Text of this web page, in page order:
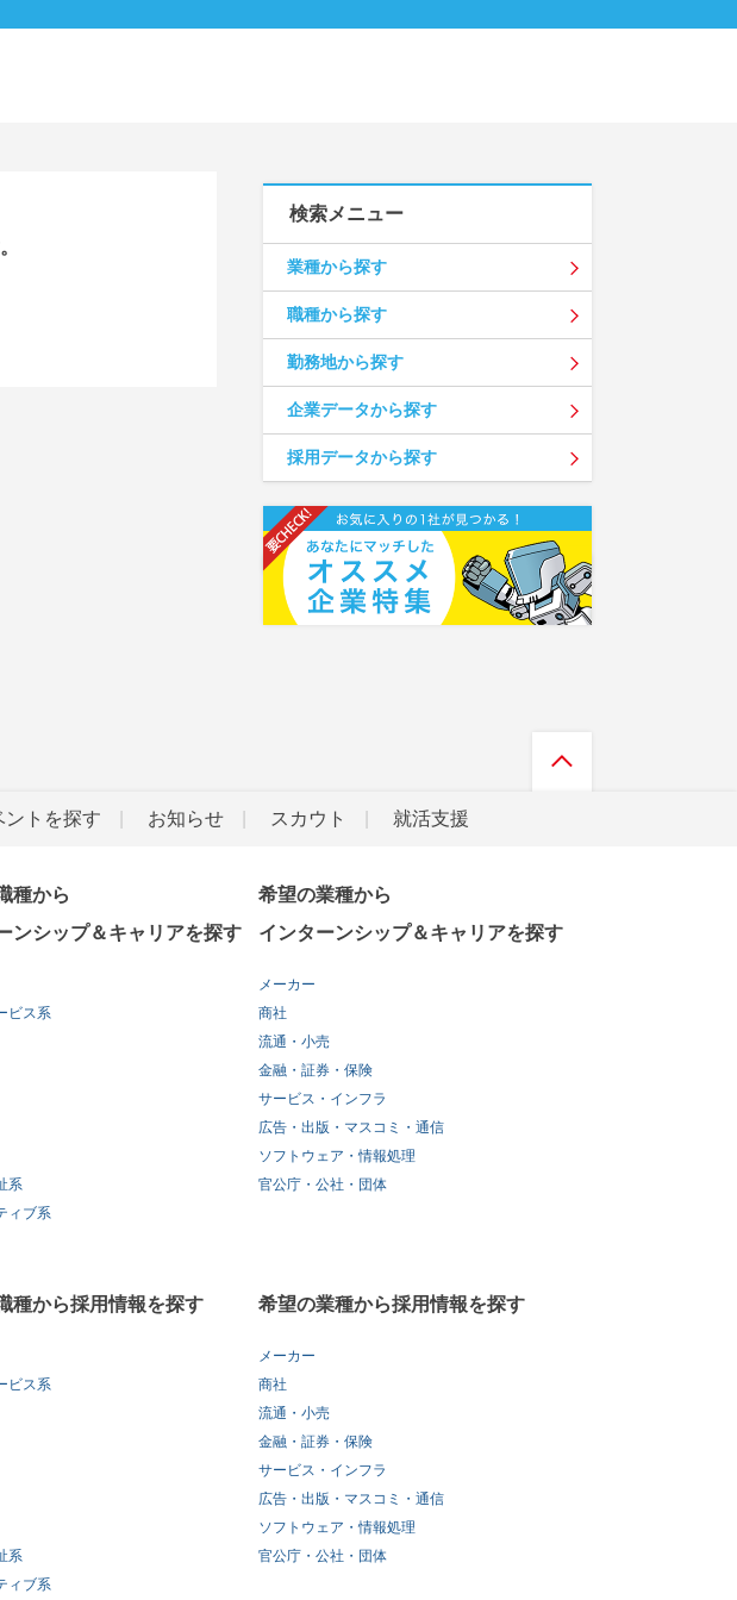
検索メニュー
業種から探す
職種から探す
勤務地から探す
企業データから探す
採用データから探す
ントを探す お知らせ スカウト 就活支援
種から
ンシップ＆キャリアを探す
ビス系
系
ィブ系
希望の業種から
インターンシップ＆キャリアを探す
メーカー
商社
流通・小売
金融・証券・保険
サービス・インフラ
広告・出版・マスコミ・通信
ソフトウェア・情報処理
官公庁・公社・団体
種から採用情報を探す
ビス系
系
ィブ系
希望の業種から採用情報を探す
メーカー
商社
流通・小売
金融・証券・保険
サービス・インフラ
広告・出版・マスコミ・通信
ソフトウェア・情報処理
官公庁・公社・団体